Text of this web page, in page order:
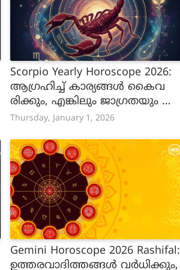
Scorpio Yearly Horoscope 2026:
ആഗ്രഹിച്ച് കാര്യങ്ങൾ കൈവ
രിക്കും, എങ്കിലും ജാഗ്രതയും ആ
ത്മസംയമനവും ആവശ്യം,
ങ്ങനെ
Thursday, January 1, 2026
Gemini Horoscope 2026 Rashifal:
ഉത്തരവാദിത്തങ്ങൾ വർധിക്കും,